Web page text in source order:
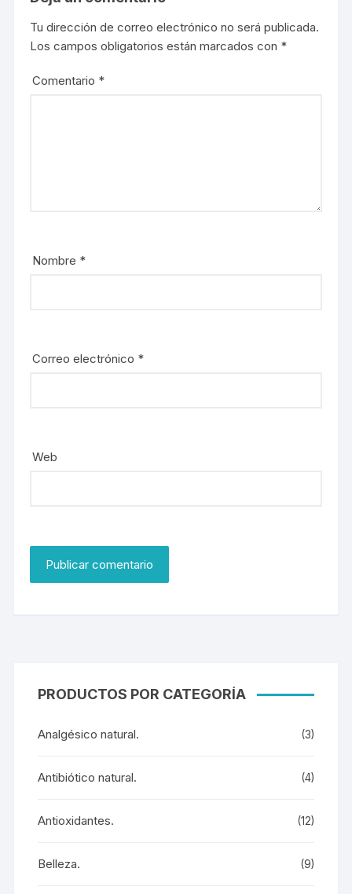
Tu dirección de correo electrónico no será publicada.
Los campos obligatorios están marcados con *
Comentario *
Nombre *
Correo electrónico *
Web
PRODUCTOS POR CATEGORÍA
Analgésico natural. (3)
Antibiótico natural. (4)
Antioxidantes. (12)
Belleza. (9)